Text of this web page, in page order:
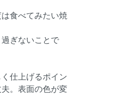
食べてみたい焼
ぎないことで
仕上げるポイン
。表面の色が変